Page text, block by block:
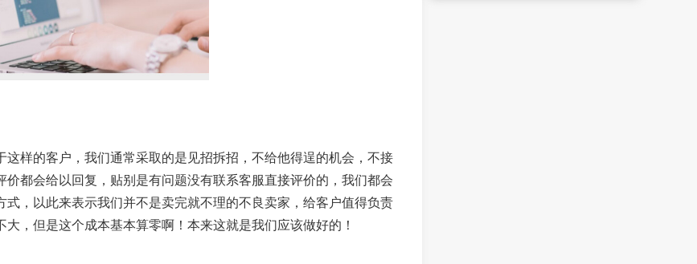
样的客户，我们通常采取的是见招拆招，不给他得逞的机会，不接
都会给以回复，贴别是有问题没有联系客服直接评价的，我们都会
，以此来表示我们并不是卖完就不理的不良卖家，给客户值得负责
，但是这个成本基本算零啊！本来这就是我们应该做好的！